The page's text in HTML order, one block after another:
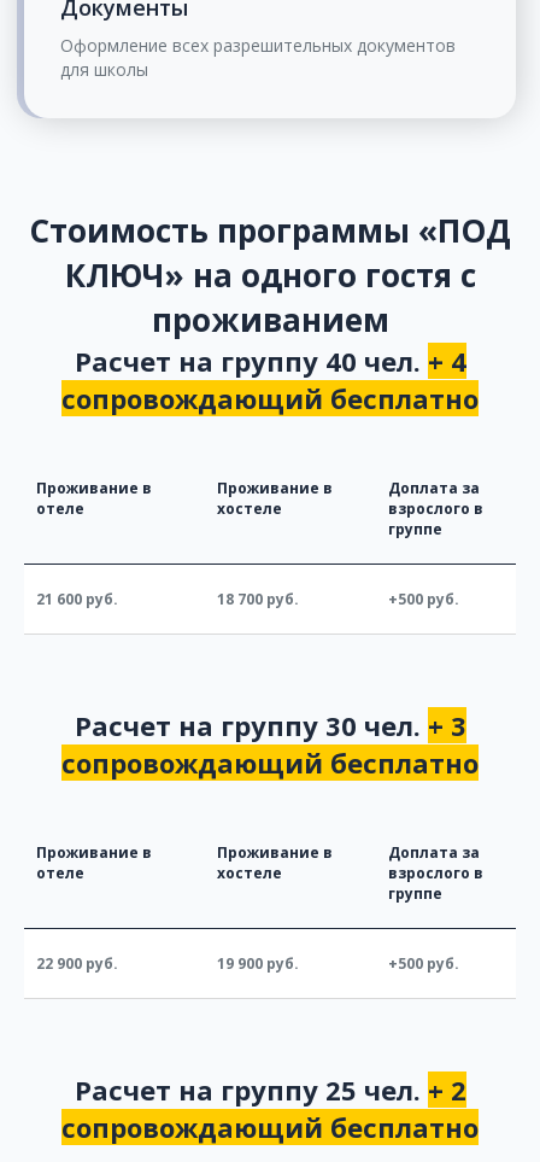
Документы
Оформление всех разрешительных документов
для школы
Стоимость программы «ПОД
КЛЮЧ» на одного гостя с
проживанием
Расчет на группу 40 чел. + 4
сопровождающий бесплатно
Проживание в
отеле
Проживание в
хостеле
Доплата за
взрослого в
группе
21 600 руб. 18 700 руб. +500 руб.
Расчет на группу 30 чел. + 3
сопровождающий бесплатно
Проживание в
отеле
Проживание в
хостеле
Доплата за
взрослого в
группе
22 900 руб. 19 900 руб. +500 руб.
Расчет на группу 25 чел. + 2
сопровождающий бесплатно